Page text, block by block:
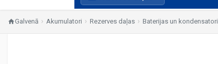
Galvenā Akumulatori Rezerves daļas Baterijas un kondensatori